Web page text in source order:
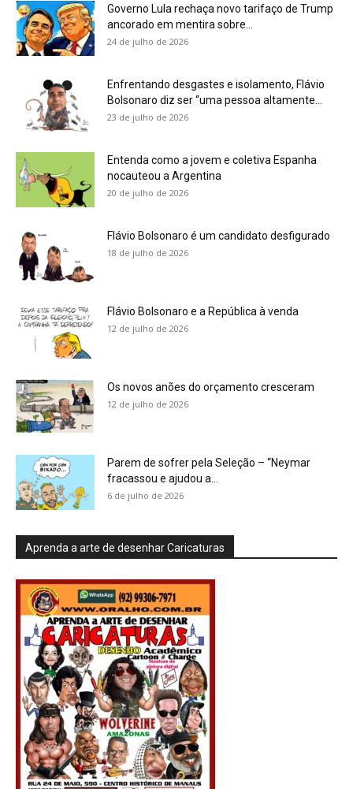
Governo Lula rechaça novo tarifaço de Trump
ancorado em mentira sobre...
24 de julho de 2026
Enfrentando desgastes e isolamento, Flávio
Bolsonaro diz ser “uma pessoa altamente...
23 de julho de 2026
Entenda como a jovem e coletiva Espanha
nocauteou a Argentina
20 de julho de 2026
Flávio Bolsonaro é um candidato desfigurado
18 de julho de 2026
Flávio Bolsonaro e a República à venda
12 de julho de 2026
Os novos anões do orçamento cresceram
12 de julho de 2026
Parem de sofrer pela Seleção – “Neymar
fracassou e ajudou a...
6 de julho de 2026
Aprenda a arte de desenhar Caricaturas